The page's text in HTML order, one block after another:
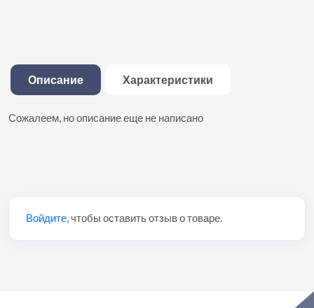
Описание Характеристики
Сожалеем, но описание еще не написано
Войдите, чтобы оставить отзыв о товаре.